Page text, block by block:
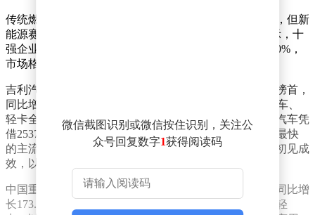
传统燃油轻卡市场长期由福田、东风、江淮等企业主导，但新
能源赛道已形成全新竞争格局。2026年3月销量数据显示，十
强企业中有七家实现同比正增长，其中五家增速突破100%，
市场格局发生深刻变化。
吉利汽车旗下远程新能源商用车以3848辆的月销量蝉联榜首，
同比增长47.2%，市场份额达20.8%。该品牌在重卡、客车、
轻卡全领域布局新能源技术，形成协同发展优势。江淮汽车凭
借2537辆的销量跃居次席，同比暴增292.1%，成为增速最快
的主流厂商。福田汽车作为燃油轻卡霸主，新能源转型初见成
效，以1969辆位列第三。
中国重汽集团旗下豪沃轻卡以1718辆的销量跻身四强，同比增
长173.6%。上汽集团整合南京跃进品牌后推出的新能源轻
微信截图识别或微信按住识别，关注公
众号回复数字1获得阅读码